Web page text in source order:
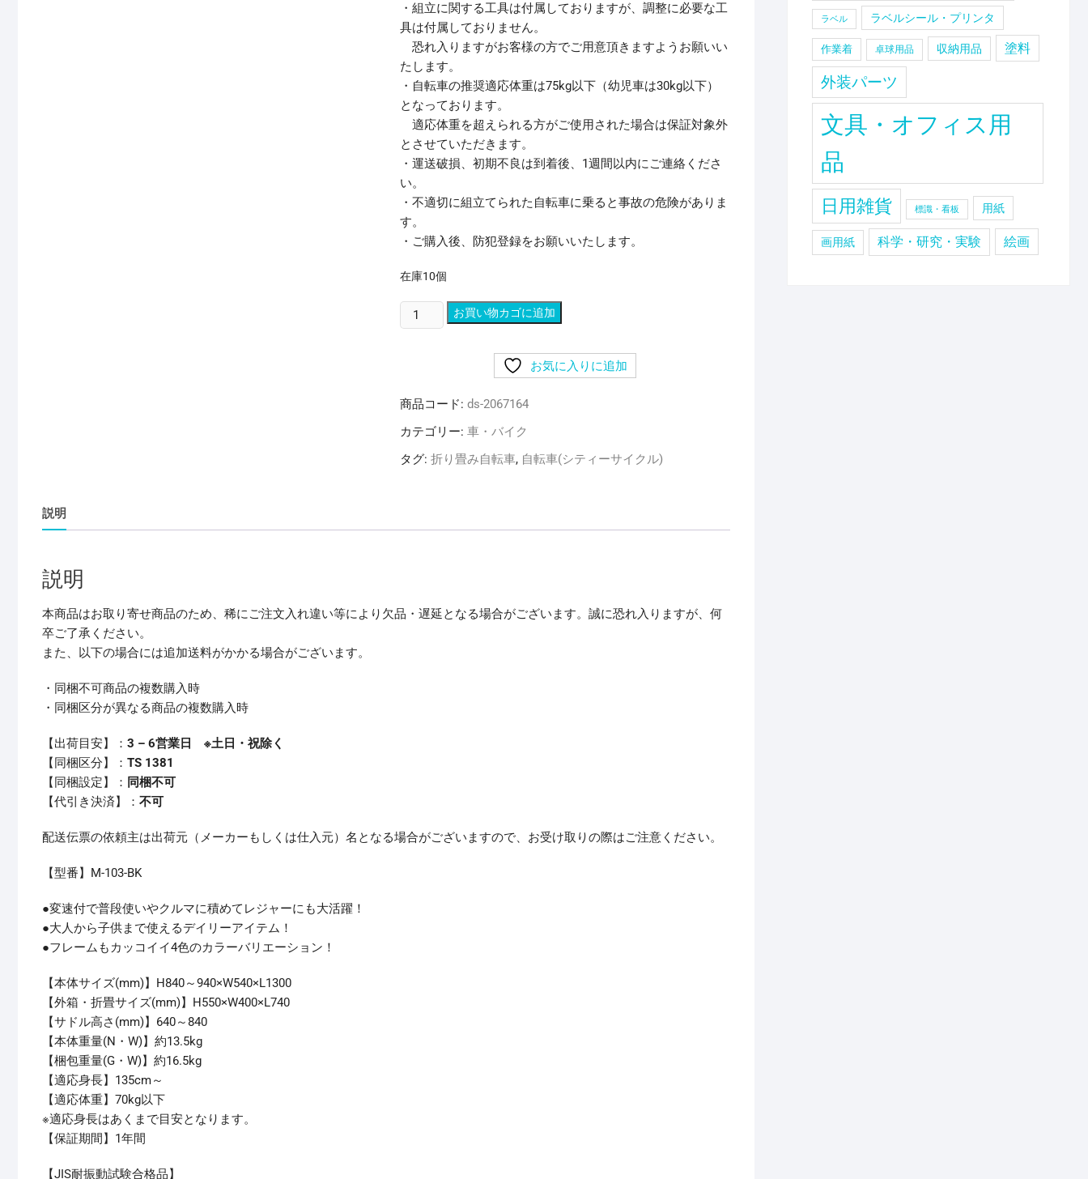
・組立に関する工具は付属しておりますが、調整に必要な工
具は付属しておりません。
恐れ入りますがお客様の方でご用意頂きますようお願いい
たします。
・自転車の推奨適応体重は75kg以下（幼児車は30kg以下）
となっております。
適応体重を超えられる方がご使用された場合は保証対象外
とさせていただきます。
・運送破損、初期不良は到着後、1週間以内にご連絡くださ
い。
・不適切に組立てられた自転車に乗ると事故の危険がありま
す。
・ご購入後、防犯登録をお願いいたします。
在庫10個
MYPALLAS（マ
イ
6
段
速
転
ッ
お買い物カゴに追加
お気に入りに追加
商品コード: ds-2067164
カテゴリー: 車・バイク
タグ: 折り畳み自転車, 自転車(シティーサイクル)
説明
説明
本商品はお取り寄せ商品のため、稀にご注文入れ違い等により欠品・遅延となる場合がございます。誠に恐れ入りますが、何
卒ご了承ください。
また、以下の場合には追加送料がかかる場合がございます。
・同梱不可商品の複数購入時
・同梱区分が異なる商品の複数購入時
【出荷目安】： 3 – 6営業日 ※土日・祝除く
【同梱区分】： TS 1381
【同梱設定】： 同梱不可
【代引き決済】： 不可
配送伝票の依頼主は出荷元（メーカーもしくは仕入元）名となる場合がございますので、お受け取りの際はご注意ください。
【型番】M-103-BK
●変速付で普段使いやクルマに積めてレジャーにも大活躍！
●大人から子供まで使えるデイリーアイテム！
●フレームもカッコイイ4色のカラーバリエーション！
【本体サイズ(mm)】H840～940×W540×L1300
【外箱・折畳サイズ(mm)】H550×W400×L740
【サドル高さ(mm)】640～840
【本体重量(N・W)】約13.5kg
【梱包重量(G・W)】約16.5kg
【適応身長】135cm～
【適応体重】70kg以下
※適応身長はあくまで目安となります。
【保証期間】1年間
【JIS耐振動試験合格品】
ラベル ラベルシール・プリンタ
作業着 卓球用品 収納用品 塗料
外装パーツ
文具・オフィス用
品
日用雑貨 標識・看板 用紙
画用紙 科学・研究・実験 絵画